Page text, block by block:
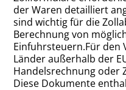
der Waren detailliert
sind wichtig für die
Berechnung von
Einfuhrsteuern.Für den
Länder außerhalb der
Handelsrechnung oder
Diese Dokumente